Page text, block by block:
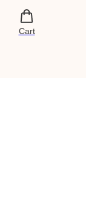
Cart